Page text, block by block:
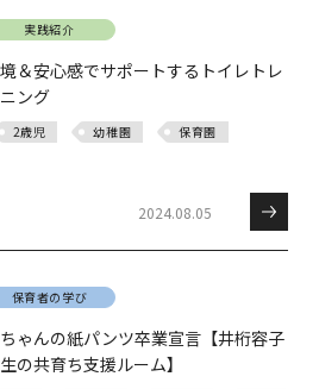
実践紹介
＆安心感でサポートするトイレトレ
ング
2歳児 幼稚園 保育園
2024.08.05
保育者の学び
ゃんの紙パンツ卒業宣言【井桁容子
の共育ち支援ルーム】